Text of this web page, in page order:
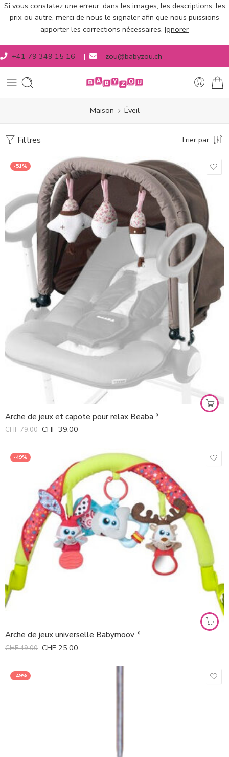
Si vous constatez une erreur, dans les images, les descriptions, les
prix ou autre, merci de nous le signaler afin que nous puissions
apporter les corrections nécessaires. Ignorer
+41 79 349 15 16 | zou@babyzou.ch
Maison Éveil
Filtres Trier par
-51%
Arche de jeux et capote pour relax Beaba *
CHF79.00 CHF 39.00
-49%
Arche de jeux universelle Babymoov *
CHF49.00 CHF 25.00
-49%